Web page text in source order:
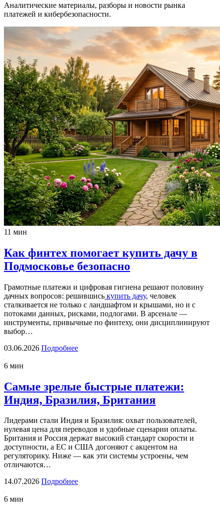
Аналитические материалы, разборы и новости рынка
платежей и кибербезопасности.
11 мин
Как финтех помогает купить дачу в
Подмосковье безопасно
Грамотные платежи и цифровая гигиена решают половину
дачных вопросов: решившись купить дачу, человек
сталкивается не только с ландшафтом и крышами, но и с
потоками данных, рисками, подлогами. В арсенале —
инструменты, привычные по финтеху, они дисциплинируют
выбор…
03.06.2026 Подробнее
6 мин
Самые зрелые быстрые платежи:
Индия, Бразилия, Британия
Лидерами стали Индия и Бразилия: охват пользователей,
нулевая цена для переводов и удобные сценарии оплаты.
Британия и Россия держат высокий стандарт скорости и
доступности, а ЕС и США догоняют с акцентом на
регуляторику. Ниже — как эти системы устроены, чем
отличаются…
14.07.2026 Подробнее
6 мин